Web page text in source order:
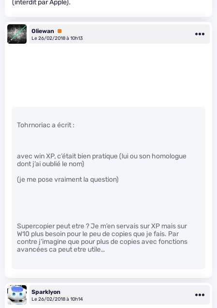
(interdit par Apple).
Oliewan
Premium
Le 26/02/2018 à 10h13
Tohrnoriac a écrit :
avec win XP, c’était bien pratique (lui ou son homologue
dont j’ai oublié le nom)
(je me pose vraiment la question)
Supercopier peut etre ? Je m’en servais sur XP mais sur
W10 plus besoin pour le peu de copies que je fais. Par
contre j’imagine que pour plus de copies avec fonctions
avancées ca peut etre utile…
Sparklyon
Le 26/02/2018 à 10h14